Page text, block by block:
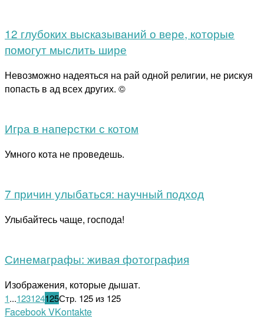
12 глубоких высказываний о вере, которые
помогут мыслить шире
Невозможно надеяться на рай одной религии, не рискуя
попасть в ад всех других. ©
Игра в наперстки с котом
Умного кота не проведешь.
7 причин улыбаться: научный подход
Улыбайтесь чаще, господа!
Синемаграфы: живая фотография
Изображения, которые дышат.
1...123124125Стр. 125 из 125
FacebookVKontakte